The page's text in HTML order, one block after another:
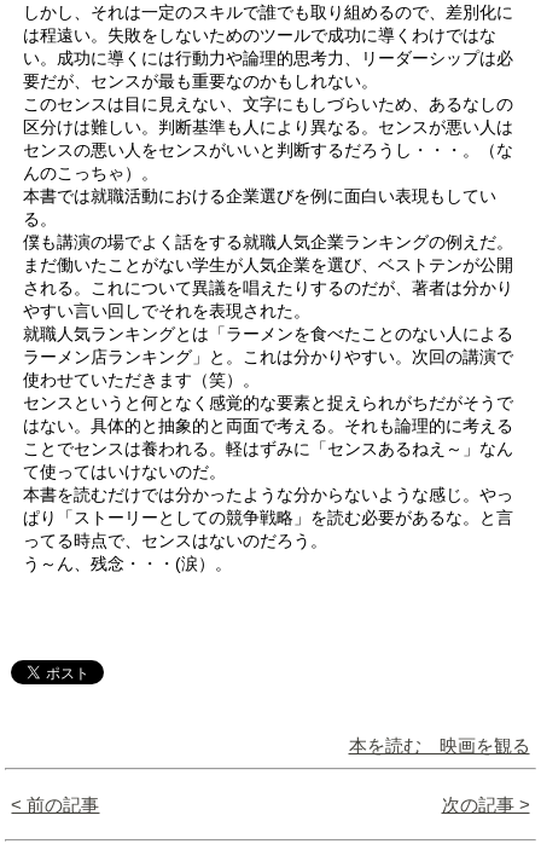
しかし、それは一定のスキルで誰でも取り組めるので、差別化に
は程遠い。失敗をしないためのツールで成功に導くわけではな
い。成功に導くには行動力や論理的思考力、リーダーシップは必
要だが、センスが最も重要なのかもしれない。
このセンスは目に見えない、文字にもしづらいため、あるなしの
区分けは難しい。判断基準も人により異なる。センスが悪い人は
センスの悪い人をセンスがいいと判断するだろうし・・・。（な
んのこっちゃ）。
本書では就職活動における企業選びを例に面白い表現もしてい
る。
僕も講演の場でよく話をする就職人気企業ランキングの例えだ。
まだ働いたことがない学生が人気企業を選び、ベストテンが公開
される。これについて異議を唱えたりするのだが、著者は分かり
やすい言い回しでそれを表現された。
就職人気ランキングとは「ラーメンを食べたことのない人による
ラーメン店ランキング」と。これは分かりやすい。次回の講演で
使わせていただきます（笑）。
センスというと何となく感覚的な要素と捉えられがちだがそうで
はない。具体的と抽象的と両面で考える。それも論理的に考える
ことでセンスは養われる。軽はずみに「センスあるねえ～」なん
て使ってはいけないのだ。
本書を読むだけでは分かったような分からないような感じ。やっ
ぱり「ストーリーとしての競争戦略」を読む必要があるな。と言
ってる時点で、センスはないのだろう。
う～ん、残念・・・(涙）。
本を読む 映画を観る
< 前の記事 次の記事 >